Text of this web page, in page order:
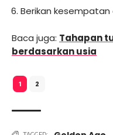
Berikan kesempatan
Baca juga: Tahapan
berdasarkan usia
1 2